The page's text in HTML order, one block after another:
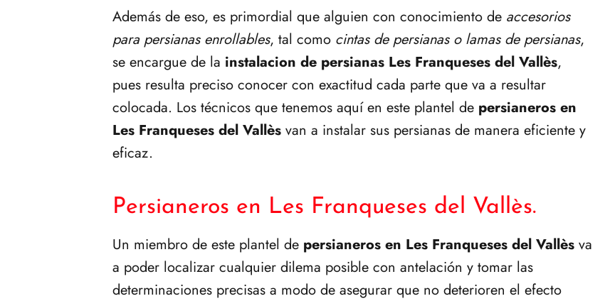
Además de eso, es primordial que alguien con conocimiento de accesorios
para persianas enrollables, tal como cintas de persianas o lamas de persianas,
se encargue de la instalacion de persianas Les Franqueses del Vallès,
pues resulta preciso conocer con exactitud cada parte que va a resultar
colocada. Los técnicos que tenemos aquí en este plantel de persianeros en
Les Franqueses del Vallès van a instalar sus persianas de manera eficiente y
eficaz.
Persianeros en Les Franqueses del Vallès.
Un miembro de este plantel de persianeros en Les Franqueses del Vallès va
a poder localizar cualquier dilema posible con antelación y tomar las
determinaciones precisas a modo de asegurar que no deterioren el efecto